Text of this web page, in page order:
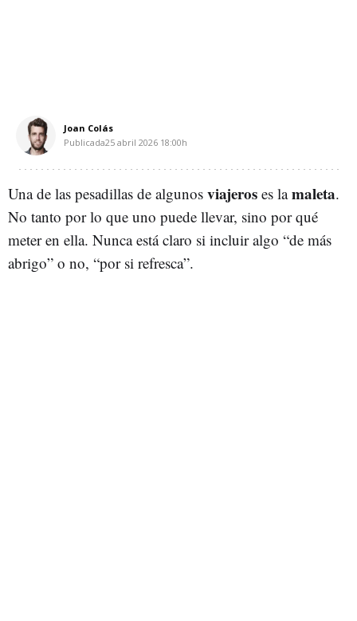
Joan Colás
Publicada25 abril 2026 18:00h
Una de las pesadillas de algunos viajeros es lamaleta.
No tanto por lo que uno puede llevar, sino por qué
meter en ella. Nunca está claro si incluir algo “de más
abrigo” o no, “por si refresca”.